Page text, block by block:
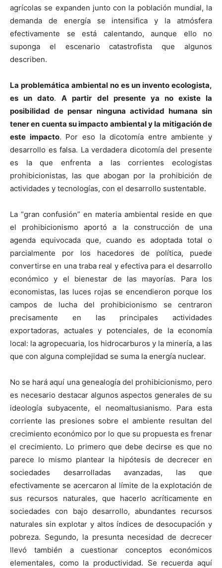
agrícolas se expanden junto con la población mundial, la
demanda de energía se intensifica y la atmósfera
efectivamente se está calentando, aunque ello no
suponga el escenario catastrofista que algunos
describen.
La problemática ambiental no es un invento ecologista,
es un dato.A partir del presente ya no existe la
posibilidad de pensar ninguna actividad humana sin
tener en cuenta su impacto ambiental y la mitigación de
este impacto. Por eso la dicotomía entre ambiente y
desarrollo es falsa. La verdadera dicotomía del presente
es la que enfrenta a las corrientes ecologistas
prohibicionistas, las que abogan por la prohibición de
actividades y tecnologías, con el desarrollo sustentable.
La “gran confusión” en materia ambiental reside en que
el prohibicionismo aportó a la construcción de una
agenda equivocada que, cuando es adoptada total o
parcialmente por los hacedores de política, puede
convertirse en una traba real y efectiva para el desarrollo
económico y el bienestar de las mayorías. Para los
economistas, las luces rojas se encendieron porque los
campos de lucha del prohibicionismo se centraron
precisamente en las principales actividades
exportadoras, actuales y potenciales, de la economía
local: la agropecuaria, los hidrocarburos y la minería, a las
que con alguna complejidad se suma la energía nuclear.
No se hará aquí una genealogía del prohibicionismo, pero
es necesario destacar algunos aspectos generales de su
ideología subyacente, el neomaltusianismo. Para esta
corriente las presiones sobre el ambiente resultan del
crecimiento económico por lo que su propuesta es frenar
el crecimiento. Lo primero que debe decirse es que no
parece lo mismo plantear la hipótesis de decrecer en
sociedades desarrolladas avanzadas, las que
efectivamente se acercaron al límite de la explotación de
sus recursos naturales, que hacerlo acríticamente en
sociedades con bajo desarrollo, abundantes recursos
naturales sin explotar y altos índices de desocupación y
pobreza. Segundo, la presunta necesidad de decrecer
llevó también a cuestionar conceptos económicos
elementales, como la productividad. Se recuerda aquí